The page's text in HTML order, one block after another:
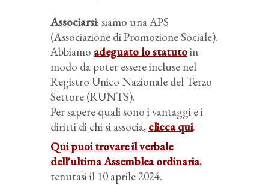
Associarsi: siamo una APS
(Associazione di Promozione Sociale).
Abbiamo adeguato lo statutoin
modo da poter essere incluse nel
Registro Unico Nazionale del Terzo
Settore (RUNTS).
Per sapere quali sono i vantaggi e i
diritti di chi si associa, clicca qui.
Qui puoi trovare il verbale
dell'ultima Assemblea ordinaria,
tenutasi il 10 aprile 2024.